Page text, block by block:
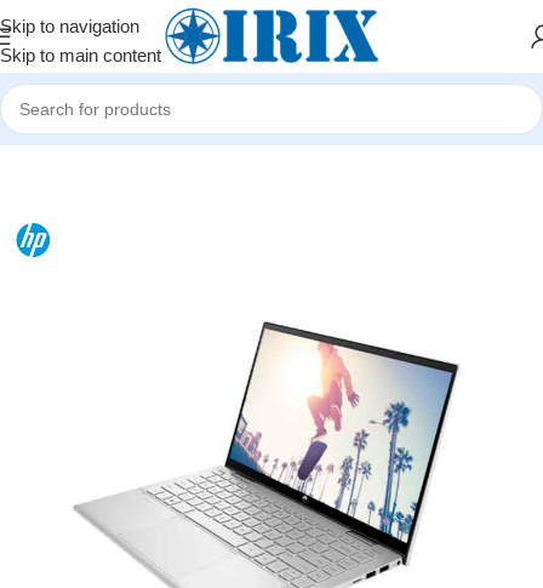
Skip to navigation
Skip to main content
Home/Shop/Noutbuklar